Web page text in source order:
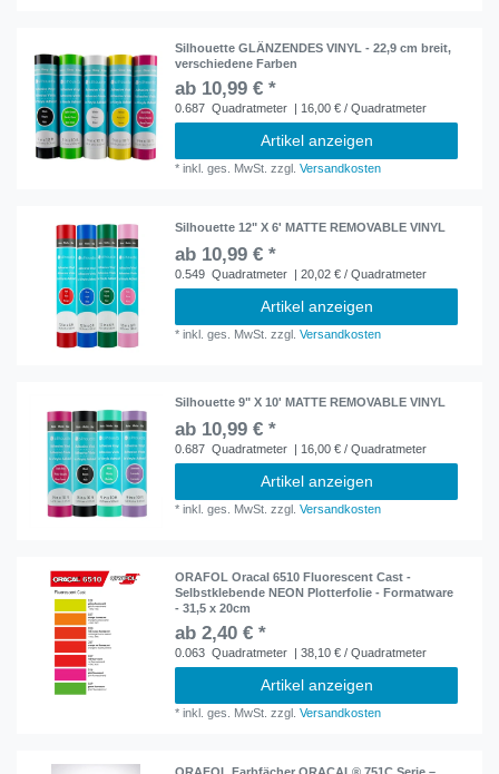
Silhouette GLÄNZENDES VINYL - 22,9 cm breit,
verschiedene Farben
ab 10,99 € *
0.687 Quadratmeter | 16,00 € / Quadratmeter
Artikel anzeigen
*inkl. ges. MwSt. zzgl.Versandkosten
Silhouette 12" X 6' MATTE REMOVABLE VINYL
ab 10,99 € *
0.549 Quadratmeter | 20,02 € / Quadratmeter
Artikel anzeigen
*inkl. ges. MwSt. zzgl.Versandkosten
Silhouette 9" X 10' MATTE REMOVABLE VINYL
ab 10,99 € *
0.687 Quadratmeter | 16,00 € / Quadratmeter
Artikel anzeigen
*inkl. ges. MwSt. zzgl.Versandkosten
ORAFOL Oracal 6510 Fluorescent Cast -
Selbstklebende NEON Plotterfolie - Formatware
- 31,5 x 20cm
ab 2,40 € *
0.063 Quadratmeter | 38,10 € / Quadratmeter
Artikel anzeigen
*inkl. ges. MwSt. zzgl.Versandkosten